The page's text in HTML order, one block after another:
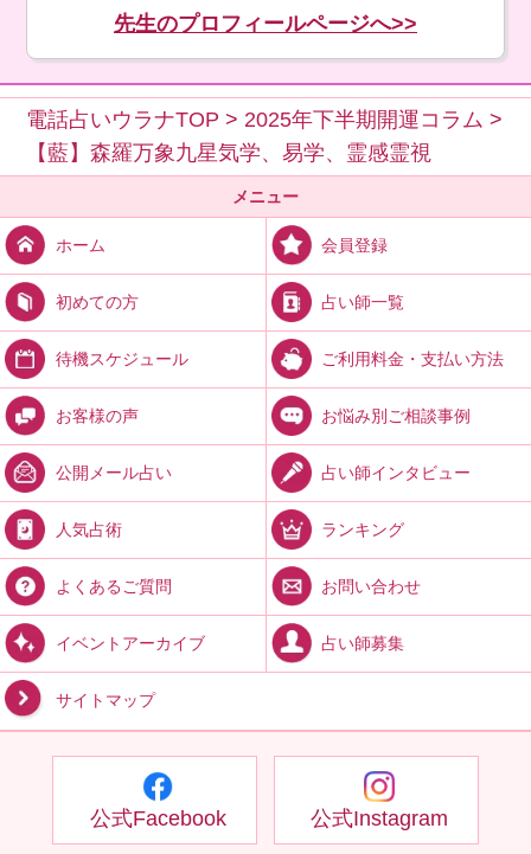
先生のプロフィールページへ>>
電話占いウラナTOP > 2025年下半期開運コラム >
【藍】森羅万象九星気学、易学、霊感霊視
メニュー
ホーム 会員登録
初めての方 占い師一覧
待機スケジュール ご利用料金・支払い方法
お客様の声 お悩み別ご相談事例
公開メール占い 占い師インタビュー
人気占術 ランキング
よくあるご質問 お問い合わせ
イベントアーカイブ 占い師募集
サイトマップ
公式Facebook 公式Instagram